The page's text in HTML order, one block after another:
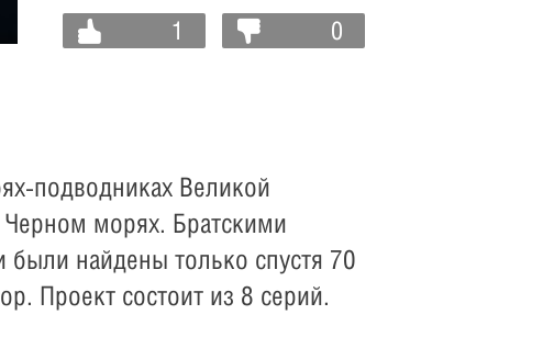
1 0
подводниках Великой
морях. Братскими
найдены только спустя 70
Проект состоит из 8 серий.